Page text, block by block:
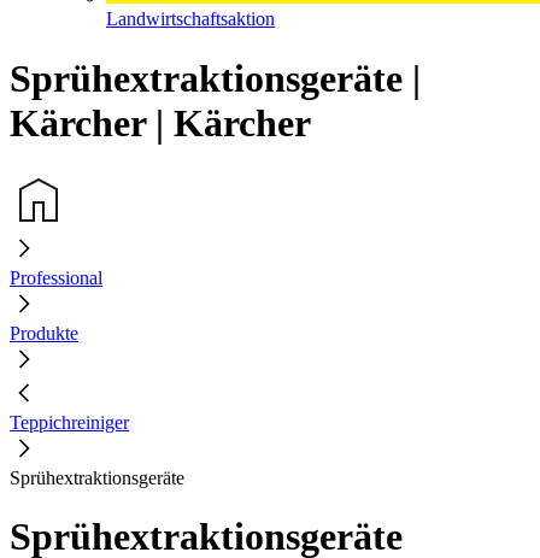
Landwirtschaftsaktion
Sprühextraktionsgeräte |
Kärcher | Kärcher
Professional
Produkte
Teppichreiniger
Sprühextraktionsgeräte
Sprühextraktionsgeräte